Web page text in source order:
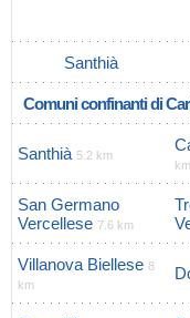
Santhià
Comuni confinanti di
Santhià 5.2 km
km
San Germano
Vercellese 7.6 km
Villanova Biellese 8
km